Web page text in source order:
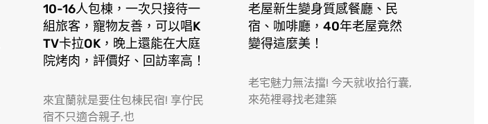
10-16人包棟，一次只接待一
組旅客，寵物友善，可以唱K
TV卡拉OK，晚上還能在大庭
院烤肉，評價好、回訪率高！
來宜蘭就是要住包棟民宿! 享佇民
宿不只適合親子,也
老屋新生變身質感餐廳、民
宿、咖啡廳，40年老屋竟然
變得這麼美！
老宅魅力無法擋! 今天就收拾行囊,
來苑裡尋找老建築